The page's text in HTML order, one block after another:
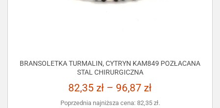
BRANSOLETKA TURMALIN, CYTRYN KAM849 POZŁACANA
STAL CHIRURGICZNA
82,35 zł – 96,87 zł
Poprzednia najniższa cena: 82,35 zł.